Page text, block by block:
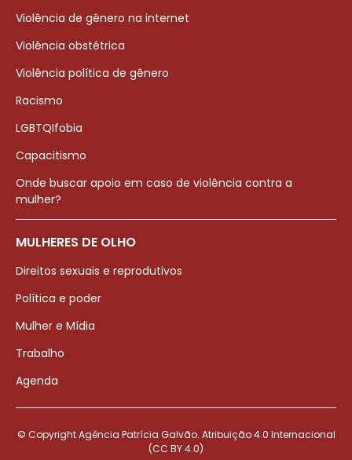
Violência de gênero na internet
Violência obstétrica
Violência política de gênero
Racismo
LGBTQIfobia
Capacitismo
Onde buscar apoio em caso de violência contra a
mulher?
MULHERES DE OLHO
Direitos sexuais e reprodutivos
Política e poder
Mulher e Mídia
Trabalho
Agenda
© Copyright Agência Patrícia Galvão. Atribuição 4.0 Internacional
(CC BY 4.0)